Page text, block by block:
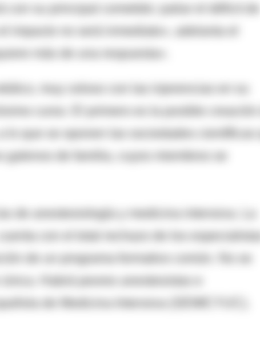
con su principal cometido: paliar el déficit de
impacto no será inmediato», adelanta el
más de una respuesta».
muy celoso con las injerencias en su
curso. El primero es la posible creación
que se oponen las sociedades científicas
de familia, cuyos miembros se
de anestesiología y medicina intensiva. La
de un programa formativo común. No se
de Medicina Intensiva (SEMICYUC).